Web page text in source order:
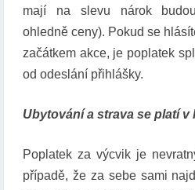
mají na slevu nárok
ohledně ceny). Pokud se
začátkem akce, je poplatek
od odeslání přihlášky.
Ubytování a strava se platí v
Poplatek za výcvik je
případě, že za sebe sami